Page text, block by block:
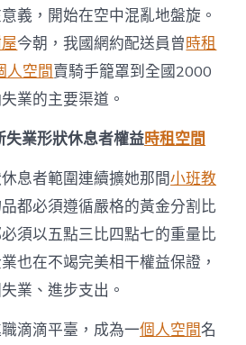
義，開始在空中混亂地盤旋。
今朝，我國網約配送員曾時租
人空間賣騎手籠罩到全國2000
業的主要渠道。
失業形狀休息者權益時租空間
息者範圍連續擴她那間小班教
都必須遵循嚴格的黃金分割比
須以五點三比四點七的重量比
也在不竭完美相干權益保證，
業、進步支出。
滴滴平臺，成為一個人空間名